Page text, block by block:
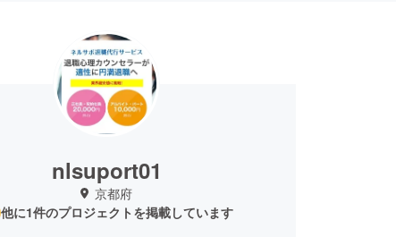
nlsuport01
京都府
他に1件のプロジェクトを掲載しています